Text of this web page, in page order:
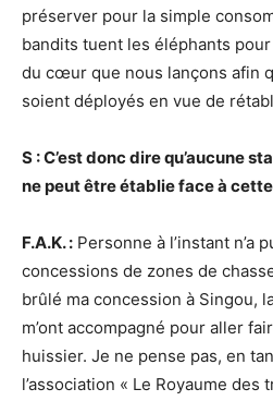
préserver pour la simple
bandits tuent les éléphants
du cœur que nous lançons afin
soient déployés en vue de
S : C’est donc dire qu’aucune
ne peut être établie face à
F.A.K. : Personne à l’instant n’a
concessions de zones de
brûlé ma concession à Singou,
m’ont accompagné pour aller
huissier. Je ne pense pas, en
l’association « Le Royaume des